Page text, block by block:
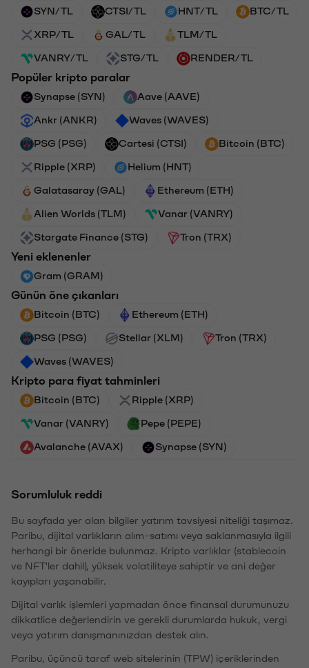
SYN/TL CTSI/TL HNT/TL BTC/TL
XRP/TL GAL/TL TLM/TL
VANRY/TL STG/TL RENDER/TL
Popüler kripto paralar
Synapse (SYN) Aave (AAVE)
Ankr (ANKR) Waves (WAVES)
PSG (PSG) Cartesi (CTSI) Bitcoin (BTC)
Ripple (XRP) Helium (HNT)
Galatasaray (GAL) Ethereum (ETH)
Alien Worlds (TLM) Vanar (VANRY)
Stargate Finance (STG) Tron (TRX)
Yeni eklenenler
Gram (GRAM)
Günün öne çıkanları
Bitcoin (BTC) Ethereum (ETH)
PSG (PSG) Stellar (XLM) Tron (TRX)
Waves (WAVES)
Kripto para fiyat tahminleri
Bitcoin (BTC) Ripple (XRP)
Vanar (VANRY) Pepe (PEPE)
Avalanche (AVAX) Synapse (SYN)
Sorumluluk reddi
Bu sayfada yer alan bilgiler yatırım tavsiyesi niteliği taşımaz.
Paribu, dijital varlıkların alım-satımı veya saklanmasıyla ilgili
herhangi bir öneride bulunmaz. Kripto varlıklar (stablecoin
ve NFT'ler dahil), yüksek volatiliteye sahiptir ve ani değer
kayıpları yaşanabilir.
Dijital varlık işlemleri yapmadan önce finansal durumunuzu
dikkatlice değerlendirin ve gerekli durumlarda hukuk, vergi
veya yatırım danışmanınızdan destek alın.
Paribu, üçüncü taraf web sitelerinin (TPW) içeriklerinden